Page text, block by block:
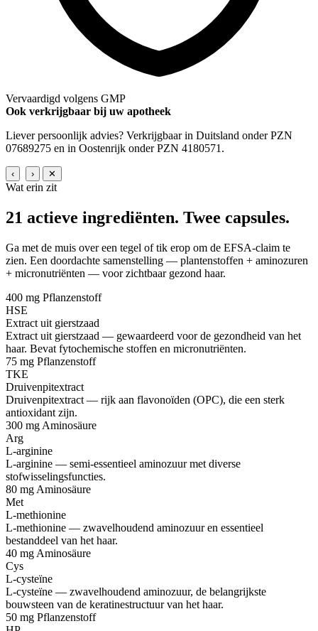
Vervaardigd volgens GMP
Ook verkrijgbaar bij uw apotheek
Liever persoonlijk advies? Verkrijgbaar in Duitsland onder PZN
07689275 en in Oostenrijk onder PZN 4180571.
‹ › ✕
Wat erin zit
21 actieve ingrediënten. Twee capsules.
Ga met de muis over een tegel of tik erop om de EFSA-claim te
zien. Een doordachte samenstelling — plantenstoffen + aminozuren
+ micronutriënten — voor zichtbaar gezond haar.
400 mg Pflanzenstoff
HSE
Extract uit gierstzaad
Extract uit gierstzaad — gewaardeerd voor de gezondheid van het
haar. Bevat fytochemische stoffen en micronutriënten.
75 mg Pflanzenstoff
TKE
Druivenpitextract
Druivenpitextract — rijk aan flavonoïden (OPC), die een sterk
antioxidant zijn.
300 mg Aminosäure
Arg
L-arginine
L-arginine — semi-essentieel aminozuur met diverse
stofwisselingsfuncties.
80 mg Aminosäure
Met
L-methionine
L-methionine — zwavelhoudend aminozuur en essentieel
bestanddeel van het haar.
40 mg Aminosäure
Cys
L-cysteïne
L-cysteïne — zwavelhoudend aminozuur, de belangrijkste
bouwsteen van de keratinestructuur van het haar.
50 mg Pflanzenstoff